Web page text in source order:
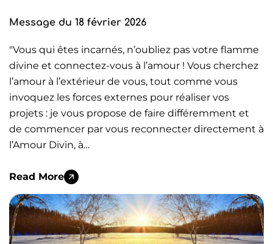
Message du 18 février 2026
"Vous qui êtes incarnés, n’oubliez pas votre flamme
divine et connectez-vous à l’amour ! Vous cherchez
l’amour à l’extérieur de vous, tout comme vous
invoquez les forces externes pour réaliser vos
projets : je vous propose de faire différemment et
de commencer par vous reconnecter directement à
l’Amour Divin, à…
Read More